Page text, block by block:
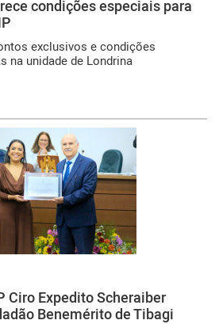
condições especiais para
exclusivos e condições
na unidade de Londrina
Ciro Expedito Scheraiber
Benemérito de Tibagi